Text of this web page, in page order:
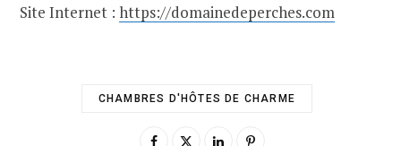
Site Internet : https://domainedeperches.com
CHAMBRES D'HÔTES DE CHARME